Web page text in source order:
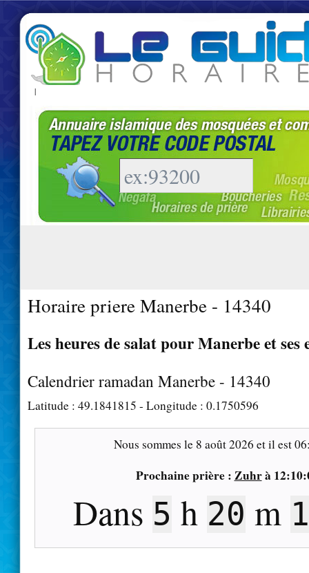
|
Horaire priere Manerbe - 14340
Les heures de salat pour Manerbe et ses
Calendrier ramadan Manerbe - 14340
Latitude : 49.1841815 - Longitude : 0.1750596
Nous sommes le 8 août 2026 et il est
Prochaine prière : Zuhrà
Dans 5 h 20 m